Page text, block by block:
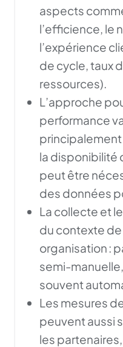
aspects
l’efficience, le
l’expérience
de cycle, taux
ressources).
L’approche
performance
principalement
la disponibilité
peut être
des données
La collecte et
du contexte
organisation :
semi-
souvent
Les mesures
peuvent aussi
les